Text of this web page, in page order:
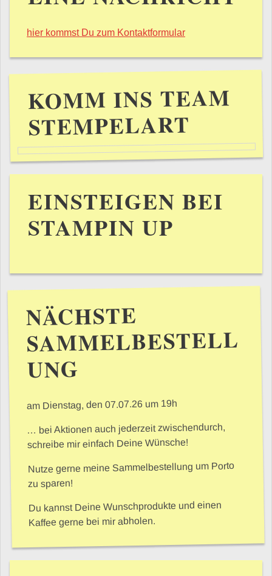
hier kommst Du zum Kontaktformular
KOMM INS TEAM
STEMPELART
EINSTEIGEN BEI
STAMPIN UP
NÄCHSTE
SAMMELBESTELL
UNG
am Dienstag, den 07.07.26 um 19h
… bei Aktionen auch jederzeit zwischendurch,
schreibe mir einfach Deine Wünsche!
Nutze gerne meine Sammelbestellung um Porto
zu sparen!
Du kannst Deine Wunschprodukte und einen
Kaffee gerne bei mir abholen.